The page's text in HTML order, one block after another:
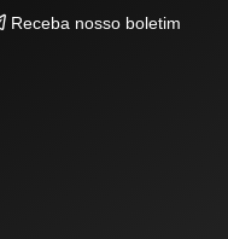
Receba nosso boletim